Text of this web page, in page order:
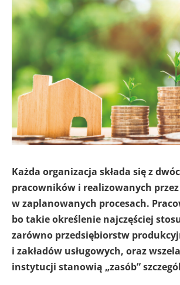
Każda organizacja składa się z
pracowników i realizowanych przez
w zaplanowanych procesach.
bo takie określenie najczęściej
zarówno przedsiębiorstw
i zakładów usługowych, oraz
instytucji stanowią „zasób”